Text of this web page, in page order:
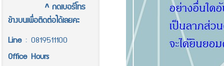
^ กดเบอร์โทร
ข้างบนเพื่อติดต่อได้เลยคะ
Line: 0819511100
Office Hours